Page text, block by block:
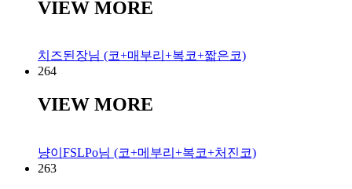
VIEW MORE
치즈된장님 (코+매부리+복코+짧은코)
264
VIEW MORE
냥이FSLPo님 (코+메부리+복코+처진코)
263